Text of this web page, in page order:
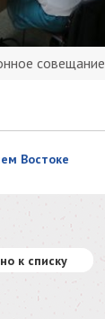
совещание
Востоке
к списку